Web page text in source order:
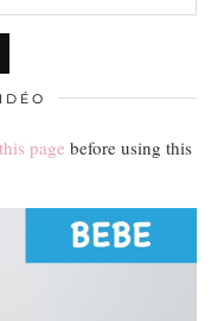
this page before using this